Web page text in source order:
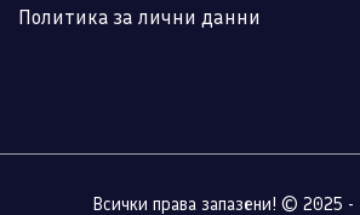
Политика за лични данни
Всички права запазени! © 2025 -